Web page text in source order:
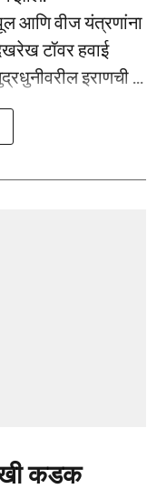
आणि वीज यंत्रणांना
टॉवर हवाई
इराणची ...
कडक